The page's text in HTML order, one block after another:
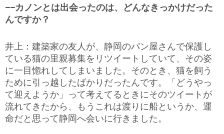
−−カノンとは出会ったのは、どんなきっかけだった
んですか？
井上：建築家の友人が、静岡のパン屋さんで保護し
ている猫の里親募集をリツイートしていて、その姿
に一目惚れしてしまいました。そのとき、猫を飼う
ために引っ越したばかりだったんです。「どうやっ
て迎えようか」って考えてるときにそのツイートが
流れてきたから、もうこれは渡りに船というか、運
命だと思って静岡へ会いに行きました。